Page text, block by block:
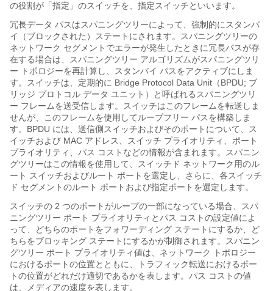
の役割が「指定」のスイッチを、指定スイッチといいます。
冗長データ パスはスパニングツリーによって、強制的にスタンバ
イ（ブロックされた）ステートにされます。スパニングツリーの
ネットワーク セグメントでエラーが発生したときに冗長パスが存
在する場合は、スパニングツリー アルゴリズムがスパニングツリ
ー トポロジーを再計算し、スタンバイ パスをアクティブにしま
す。スイッチは、定期的に Bridge Protocol Data Unit（BPDU; ブ
リッジ プロトコル データ ユニット）と呼ばれるスパニングツリ
ー フレームを送受信します。スイッチはこのフレームを転送しま
せんが、このフレームを使用してループフリー パスを構築しま
す。BPDU には、送信側スイッチおよびそのポートについて、ス
イッチおよび MAC アドレス、スイッチ プライオリティ、ポート
プライオリティ、パス コストなどの情報が含まれます。スパニン
グツリーはこの情報を使用して、スイッチド ネットワーク用のル
ート スイッチおよびルート ポートを選定し、さらに、各スイッチ
ド セグメントのルート ポートおよび指定ポートを選定します。
スイッチの 2 つのポートがループの一部になっている場合、スパ
ニングツリー ポート プライオリティとパス コストの設定値によ
って、どちらのポートをフォワーディング ステートにするか、ど
ちらをブロッキング ステートにするかが制御されます。スパニン
グツリー ポート プライオリティ値は、ネットワーク トポロジー
におけるポートの位置とともに、トラフィック転送におけるポー
トの位置がどれだけ適切であるかを表します。パス コストの値
は、メディアの速度を表します。